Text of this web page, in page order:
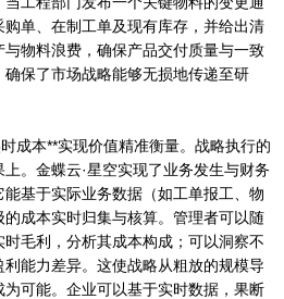
单、在制工单及现有库存，并给出清
物料浪费，确保产品交付质量与一致
保了市场战略能够无损地传递至研
成本**实现价值精准衡量。战略执行的
。金蝶云·星空实现了业务发生与财务
基于实际业务数据（如工单报工、物
成本实时归集与核算。管理者可以随
毛利，分析其成本构成；可以洞察不
能力差异。这使战略从粗放的规模导
可能。企业可以基于实时数据，果断